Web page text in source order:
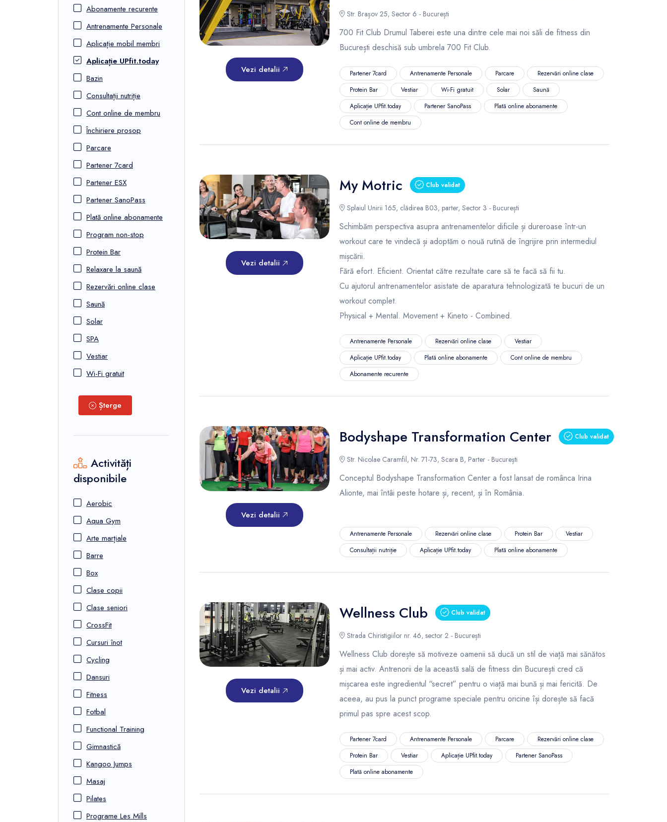
Abonamente recurente
Antrenamente Personale
Aplicație mobil membri
Aplicație UPfit.today
Bazin
Consultații nutriție
Cont online de membru
Închiriere prosop
Parcare
Partener 7card
Partener ESX
Partener SanoPass
Plată online abonamente
Program non-stop
Protein Bar
Relaxare la saună
Rezervări online clase
Saună
Solar
SPA
Vestiar
Wi-Fi gratuit
Șterge
Activități
disponibile
Aerobic
Aqua Gym
Arte marțiale
Barre
Box
Clase copii
Clase seniori
CrossFit
Cursuri înot
Cycling
Dansuri
Fitness
Fotbal
Functional Training
Gimnastică
Kangoo Jumps
Masaj
Pilates
Programe Les Mills
Vezi detalii
Str. Brașov 25, Sector 6 - București
700 Fit Club Drumul Taberei este una dintre cele mai noi săli de fitness din
București deschisă sub umbrela 700 Fit Club.
Partener 7card Antrenamente Personale Parcare
Rezervări online clase
Protein Bar
Vestiar Wi-Fi gratuit Solar
Saună
Aplicație UPfit.today
Partener SanoPass
Plată online abonamente
Cont online de membru
Vezi detalii
My Motric Club validat
Splaiul Unirii 165, clădirea B03, parter, Sector 3 - București
Schimbăm perspectiva asupra antrenamentelor dificile și dureroase într-un
workout care te vindecă și adoptăm o nouă rutină de îngrijire prin intermediul
mișcării.
Fără efort. Eficient. Orientat către rezultate care să te facă să fii tu.
Cu ajutorul antrenamentelor asistate de aparatura tehnologizată te bucuri de un
workout complet.
Physical + Mental. Movement + Kineto - Combined.
Antrenamente Personale Rezervări online clase
Vestiar
Aplicație UPfit.today
Plată online abonamente
Cont online de membru
Abonamente recurente
Vezi detalii
Bodyshape Transformation Center Club validat
Str. Nicolae Caramfil, Nr. 71-73, Scara B, Parter - București
Conceptul Bodyshape Transformation Center a fost lansat de românca Irina
Alionte, mai întâi peste hotare și, recent, și în România.
Antrenamente Personale Rezervări online clase Protein Bar
Vestiar
Consultații nutriție
Aplicație UPfit.today Plată online abonamente
Vezi detalii
Wellness Club Club validat
Strada Chiristigiilor nr. 46, sector 2 - București
Wellness Club dorește să motiveze oamenii să ducă un stil de viață mai sănătos
și mai activ. Antrenorii de la această sală de fitness din București cred că
mișcarea este ingredientul “secret” pentru o viață mai bună și mai fericită. De
aceea, au pus la punct programe speciale pentru oricine își dorește să facă
primul pas spre acest scop.
Partener 7card Antrenamente Personale Parcare
Rezervări online clase
Protein Bar
Vestiar Aplicație UPfit.today
Partener SanoPass
Plată online abonamente